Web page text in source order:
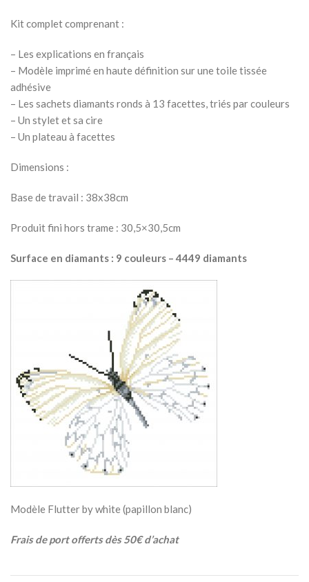
Kit complet comprenant :
– Les explications en français
– Modèle imprimé en haute définition sur une toile tissée
adhésive
– Les sachets diamants ronds à 13 facettes, triés par couleurs
– Un stylet et sa cire
– Un plateau à facettes
Dimensions :
Base de travail : 38x38cm
Produit fini hors trame : 30,5×30,5cm
Surface en diamants : 9 couleurs – 4449 diamants
Modèle Flutter by white (papillon blanc)
Frais de port offerts dès 50€ d’achat